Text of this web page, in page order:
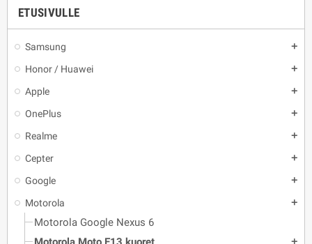
ETUSIVULLE
Samsung add
Honor / Huawei add
Apple add
OnePlus add
Realme add
Cepter add
Google add
Motorola add
Motorola Google Nexus 6
add